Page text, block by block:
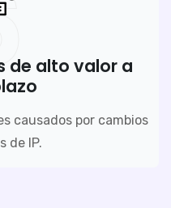
de alto valor a
causados por cambios
de IP.